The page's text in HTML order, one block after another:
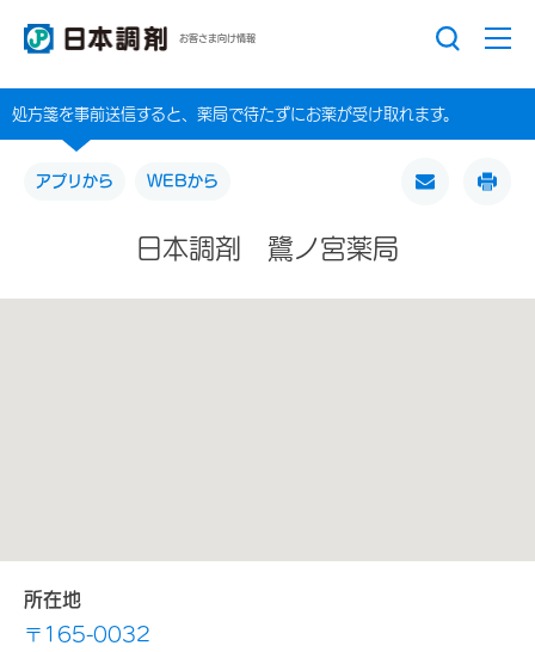
お客さま向け情報
処方箋を事前送信すると、薬局で待たずにお薬が受け取れます。
アプリから WEBから
日本調剤 鷺ノ宮薬局
所在地
〒165-0032